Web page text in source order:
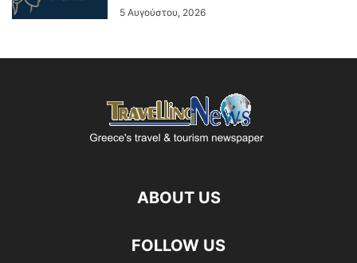
5 Αυγούστου, 2026
ABOUT US
FOLLOW US